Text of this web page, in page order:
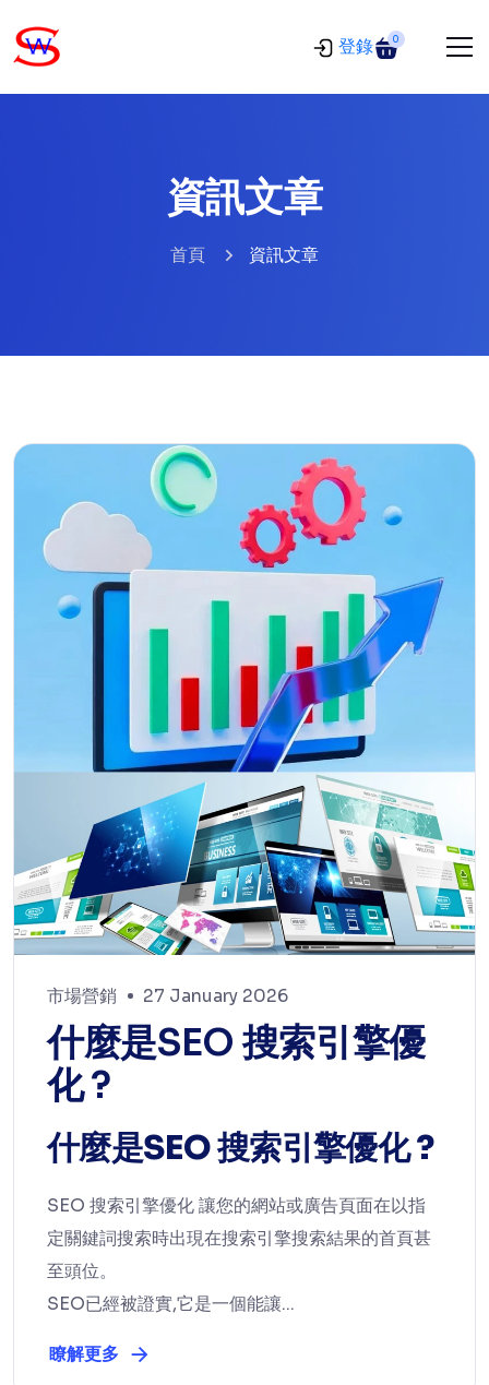
登錄 0
資訊文章
首頁 資訊文章
市場營銷 27 January 2026
什麼是SEO 搜索引擎優
化 ?
什麼是SEO 搜索引擎優化 ?
SEO 搜索引擎優化 讓您的網站或廣告頁面在以指
定關鍵詞搜索時出現在搜索引擎搜索結果的首頁甚
至頭位。
SEO已經被證實,它是一個能讓...
瞭解更多